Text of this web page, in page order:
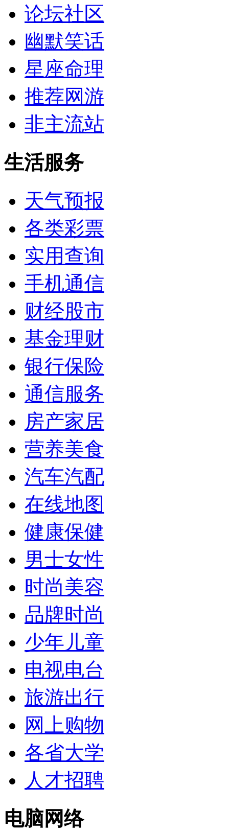
论坛社区
幽默笑话
星座命理
推荐网游
非主流站
生活服务
天气预报
各类彩票
实用查询
手机通信
财经股市
基金理财
银行保险
通信服务
房产家居
营养美食
汽车汽配
在线地图
健康保健
男士女性
时尚美容
品牌时尚
少年儿童
电视电台
旅游出行
网上购物
各省大学
人才招聘
电脑网络